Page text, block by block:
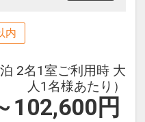
内
泊 2名1室ご利用時 大
人1名様あたり）
102,600 円